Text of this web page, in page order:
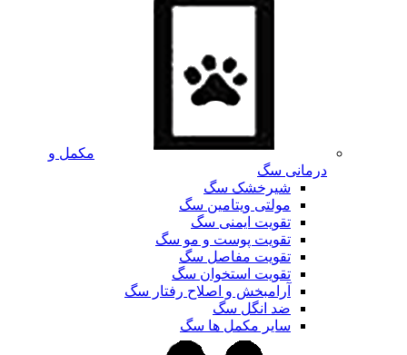
مکمل و
درمانی سگ
شیرخشک سگ
مولتی ویتامین سگ
تقویت ایمنی سگ
تقویت پوست و مو سگ
تقویت مفاصل سگ
تقویت استخوان سگ
آرامبخش و اصلاح رفتار سگ
ضد انگل سگ
سایر مکمل ها سگ